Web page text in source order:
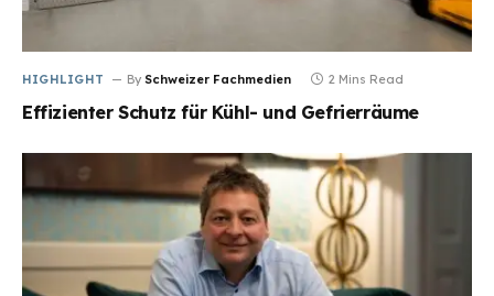
HIGHLIGHT By Schweizer Fachmedien 2 Mins Read
Effizienter Schutz für Kühl- und Gefrierräume